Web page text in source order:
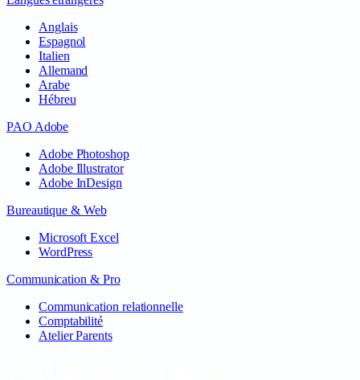
Anglais
Espagnol
Italien
Allemand
Arabe
Hébreu
PAO Adobe
Adobe Photoshop
Adobe Illustrator
Adobe InDesign
Bureautique & Web
Microsoft Excel
WordPress
Communication & Pro
Communication relationnelle
Comptabilité
Atelier Parents